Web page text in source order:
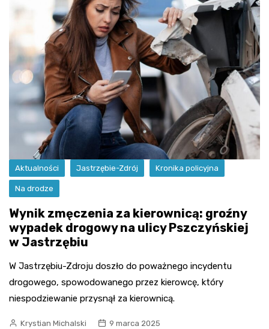
Aktualności Jastrzębie-Zdrój Kronika policyjna
Na drodze
Wynik zmęczenia za kierownicą: groźny
wypadek drogowy na ulicy Pszczyńskiej
w Jastrzębiu
W Jastrzębiu-Zdroju doszło do poważnego incydentu
drogowego, spowodowanego przez kierowcę, który
niespodziewanie przysnął za kierownicą.
Krystian Michalski 9 marca 2025